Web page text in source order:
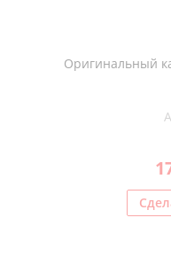
Для
Тонер и девелопер
Оригинальный